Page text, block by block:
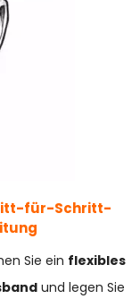
für-Schritt-
Sie ein flexibles
und legen Sie